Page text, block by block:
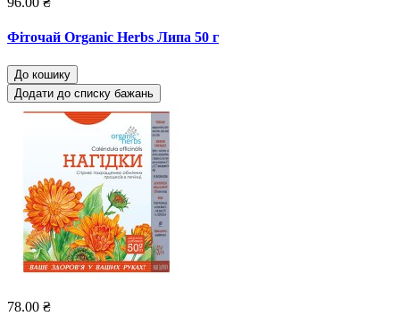
Фіточай Organic Herbs Липа 50 г
До кошику
Додати до списку бажань
78.00 ₴